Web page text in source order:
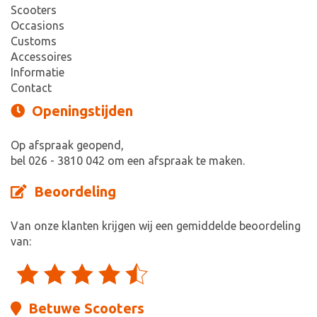
Scooters
Occasions
Customs
Accessoires
Informatie
Contact
Openingstijden
Op afspraak geopend,
bel 026 - 3810 042 om een afspraak te maken.
Beoordeling
Van onze klanten krijgen wij een gemiddelde beoordeling
van:
Betuwe Scooters